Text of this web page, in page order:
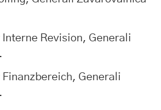
Revision, Generali
Generali